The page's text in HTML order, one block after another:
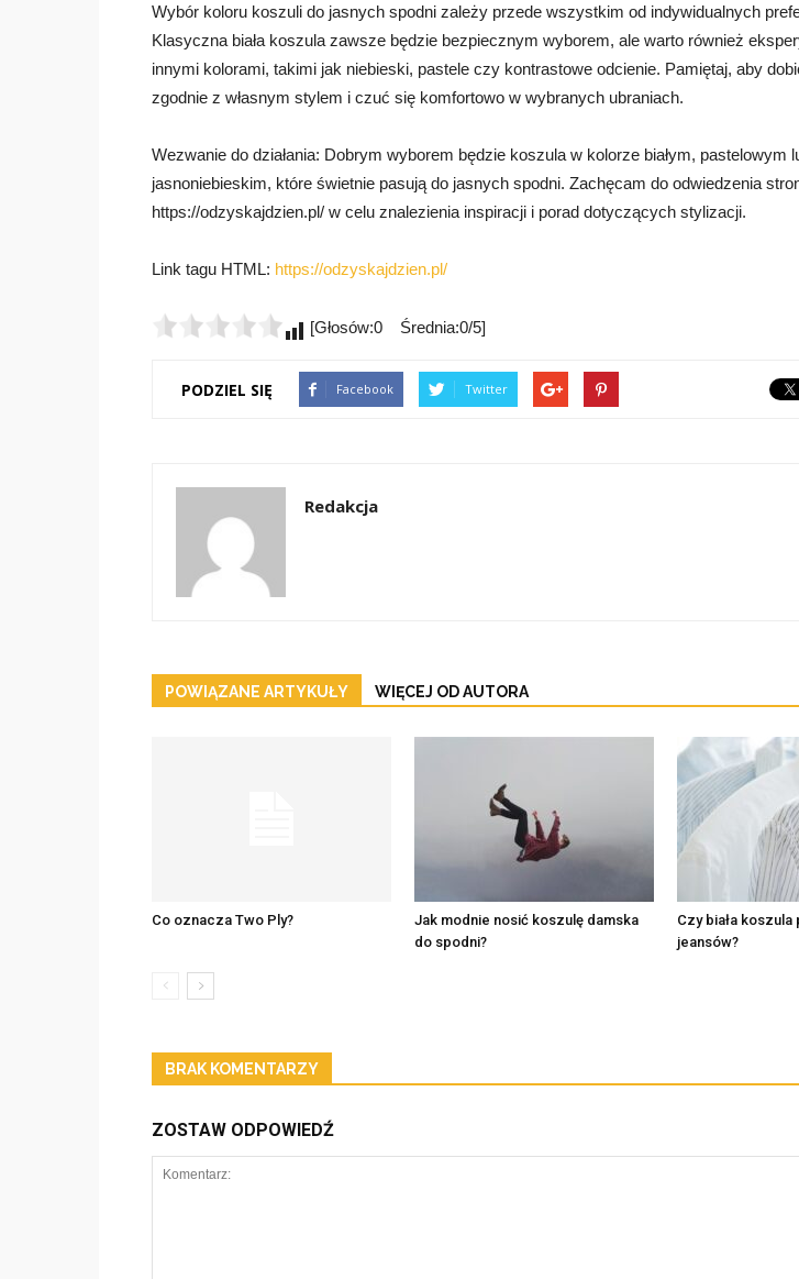
Wybór koloru koszuli do jasnych spodni zależy przede wszystkim od indywidualnych
Klasyczna biała koszula zawsze będzie bezpiecznym wyborem, ale warto również
innymi kolorami, takimi jak niebieski, pastele czy kontrastowe odcienie. Pamiętaj, aby
zgodnie z własnym stylem i czuć się komfortowo w wybranych ubraniach.
Wezwanie do działania: Dobrym wyborem będzie koszula w kolorze białym, pastelowym
jasnoniebieskim, które świetnie pasują do jasnych spodni. Zachęcam do odwiedzenia
https://odzyskajdzien.pl/ w celu znalezienia inspiracji i porad dotyczących stylizacji.
Link tagu HTML: https://odzyskajdzien.pl/
[Głosów:0 Średnia:0/5]
PODZIEL SIĘ Facebook Twitter
Redakcja
POWIĄZANE ARTYKUŁY WIĘCEJ OD AUTORA
Co oznacza Two Ply?
Jak modnie nosić koszulę damska
do spodni?
Czy biała koszula
jeansów?
BRAK KOMENTARZY
ZOSTAW ODPOWIEDŹ